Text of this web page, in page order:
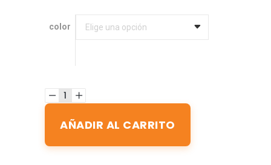
color Elige una opción
color
AÑADIR AL CARRITO